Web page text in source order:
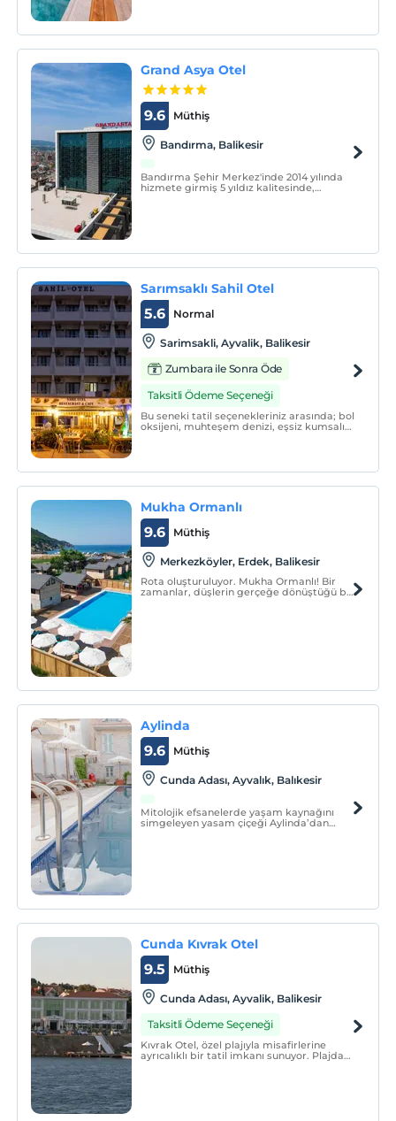
Grand Asya Otel
Müthiş
9.6
Bandırma, Balikesir
Bandırma Şehir Merkez'inde 2014 yılında
hizmete girmiş 5 yıldız kalitesinde,
Sarımsaklı Sahil Otel
Normal
5.6
Sarimsakli, Ayvalik, Balikesir
Zumbara ile Sonra Öde
Taksitli Ödeme Seçeneği
Bu seneki tatil seçenekleriniz arasında; bol
oksijeni, muhteşem denizi, eşsiz kumsalı
eğlenmekse, Siz Değerli Misafirlerimize
Mukha Ormanlı
Müthiş
9.6
Merkezköyler, Erdek, Balikesir
Rota oluşturuluyor. Mukha Ormanlı! Bir
zamanlar, düşlerin gerçeğe dönüştüğü bir
Aylinda
Müthiş
9.6
Cunda Adası, Ayvalık, Balıkesir
Mitolojik efsanelerde yaşam kaynağını
simgeleyen yasam çiçeği Aylinda’dan
Cunda Kıvrak Otel
Müthiş
9.5
Cunda Adası, Ayvalik, Balikesir
Taksitli Ödeme Seçeneği
Kıvrak Otel, özel plajıyla misafirlerine
ayrıcalıklı bir tatil imkanı sunuyor. Plajda